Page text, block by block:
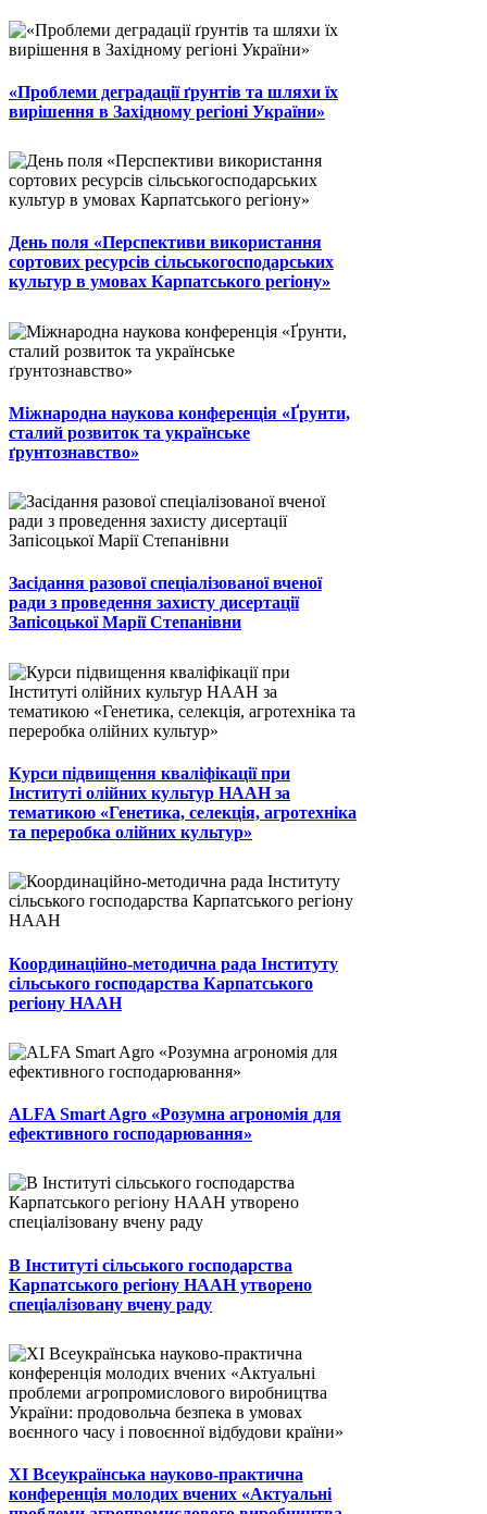
«Проблеми деградації ґрунтів та шляхи їх
вирішення в Західному регіоні України»
День поля «Перспективи використання
сортових ресурсів сільськогосподарських
культур в умовах Карпатського регіону»
Міжнародна наукова конференція «Ґрунти,
сталий розвиток та українське
ґрунтознавство»
Засідання разової спеціалізованої вченої
ради з проведення захисту дисертації
Запісоцької Марії Степанівни
Курси підвищення кваліфікації при
Інституті олійних культур НААН за
тематикою «Генетика, селекція, агротехніка
та переробка олійних культур»
Координаційно-методична рада Інституту
сільського господарства Карпатського
регіону НААН
ALFA Smart Agro «Розумна агрономія для
ефективного господарювання»
В Інституті сільського господарства
Карпатського регіону НААН утворено
спеціалізовану вчену раду
ХІ Всеукраїнська науково-практична
конференція молодих вчених «Актуальні